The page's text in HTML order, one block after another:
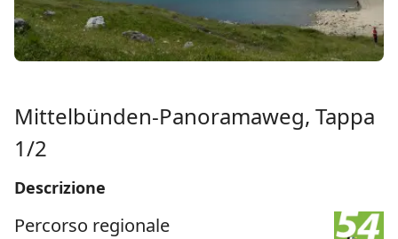
Mittelbünden-Panoramaweg, Tappa
1/2
Descrizione
Percorso regionale